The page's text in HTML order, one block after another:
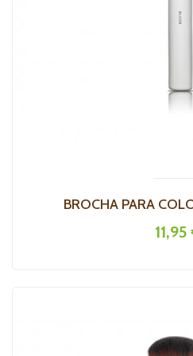
BROCHA PARA
11,95